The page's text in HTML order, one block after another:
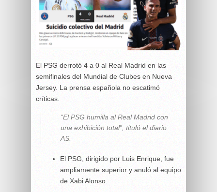
El PSG derrotó 4 a 0 al Real Madrid en las
semifinales del Mundial de Clubes en Nueva
Jersey. La prensa española no escatimó
críticas.
“El PSG humilla al Real Madrid con
una exhibición total”, tituló el diario
AS
El PSG, dirigido por Luis Enrique, fue
ampliamente superior y anuló al equipo
de Xabi Alonso.